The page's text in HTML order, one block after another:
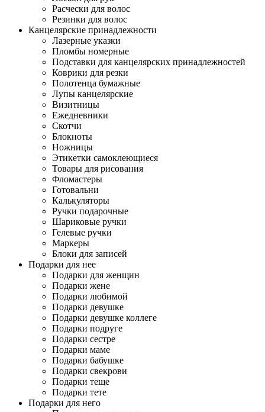
Расчески для волос
Резинки для волос
Канцелярские принадлежности
Лазерные указки
Пломбы номерные
Подставки для канцелярских принадлежностей
Коврики для резки
Полотенца бумажные
Лупы канцелярские
Визитницы
Ежедневники
Скотчи
Блокноты
Ножницы
Этикетки самоклеющиеся
Товары для рисования
Фломастеры
Готовальни
Калькуляторы
Ручки подарочные
Шариковые ручки
Гелевые ручки
Маркеры
Блоки для записей
Подарки для нее
Подарки для женщин
Подарки жене
Подарки любимой
Подарки девушке
Подарки девушке коллеге
Подарки подруге
Подарки сестре
Подарки маме
Подарки бабушке
Подарки свекрови
Подарки теще
Подарки тете
Подарки для него